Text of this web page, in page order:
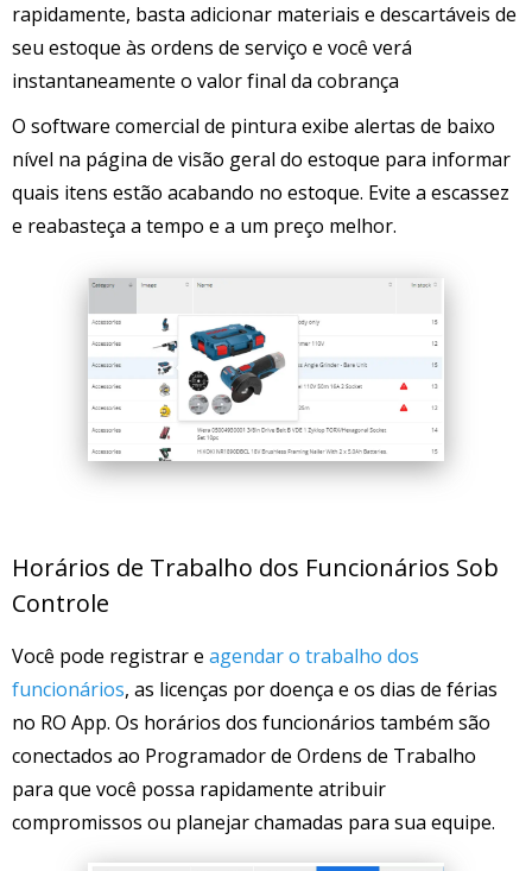
rapidamente, basta adicionar materiais e descartáveis de
seu estoque às ordens de serviço e você verá
instantaneamente o valor final da cobrança
O software comercial de pintura exibe alertas de baixo
nível na página de visão geral do estoque para informar
quais itens estão acabando no estoque. Evite a escassez
e reabasteça a tempo e a um preço melhor.
Horários de Trabalho dos Funcionários Sob
Controle
Você pode registrar e agendar o trabalho dos
funcionários, as licenças por doença e os dias de férias
no RO App. Os horários dos funcionários também são
conectados ao Programador de Ordens de Trabalho
para que você possa rapidamente atribuir
compromissos ou planejar chamadas para sua equipe.